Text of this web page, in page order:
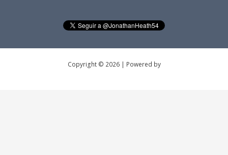
Copyright © 2026 | Powered by